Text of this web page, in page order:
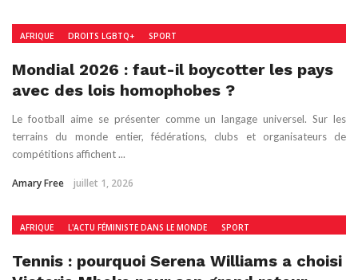
AFRIQUE DROITS LGBTQ+ SPORT
Mondial 2026 : faut-il boycotter les pays
avec des lois homophobes ?
Le football aime se présenter comme un langage universel. Sur les
terrains du monde entier, fédérations, clubs et organisateurs de
compétitions affichent ...
Amary Free juillet 1, 2026
AFRIQUE L'ACTU FÉMINISTE DANS LE MONDE SPORT
Tennis : pourquoi Serena Williams a choisi